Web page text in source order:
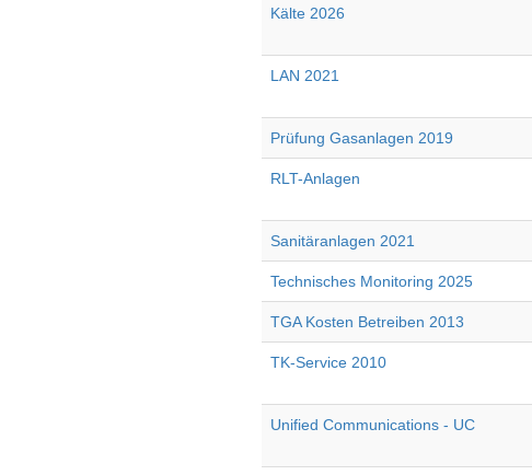
Kälte 2026
LAN 2021
Prüfung Gasanlagen 2019
RLT-Anlagen
Sanitäranlagen 2021
Technisches Monitoring 2025
TGA Kosten Betreiben 2013
TK-Service 2010
Unified Communications - UC